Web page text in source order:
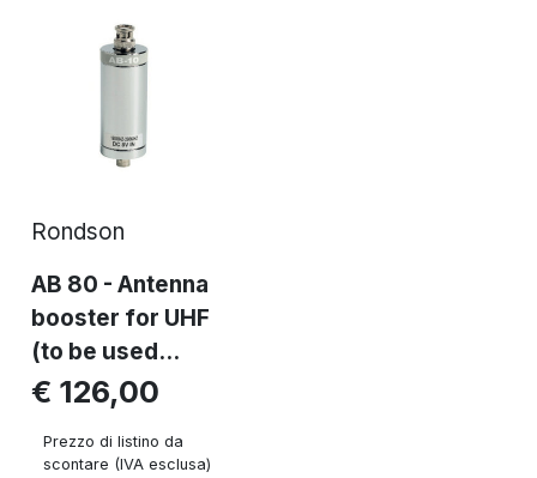
Rondson
AB 80 - Antenna
booster for UHF
(to be used...
€ 126,00
Prezzo di listino da
scontare (IVA esclusa)